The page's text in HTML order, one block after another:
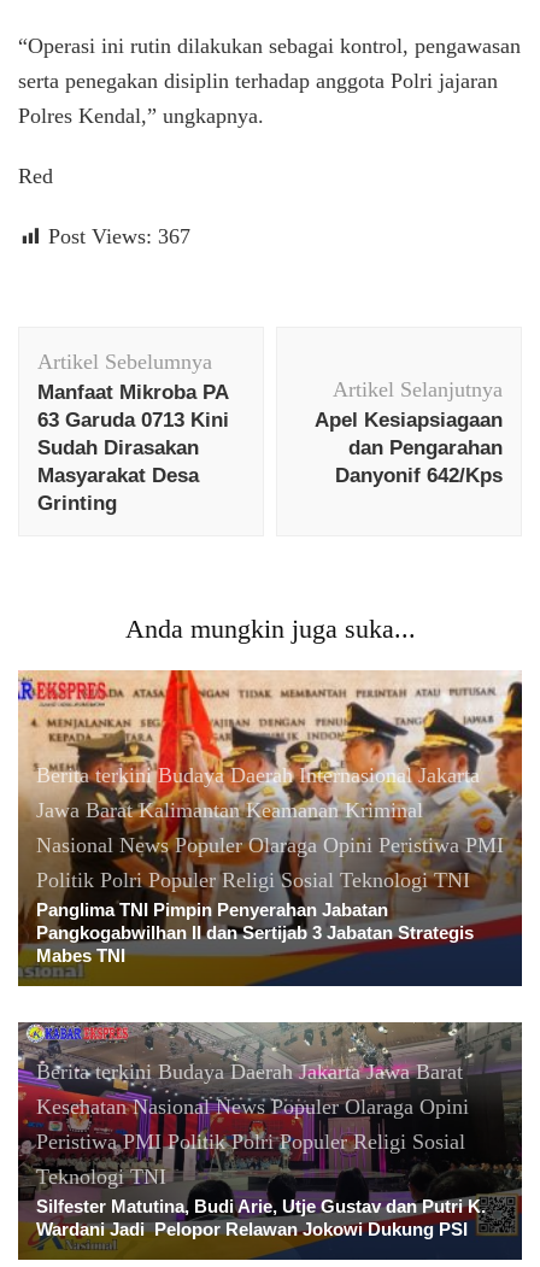
“Operasi ini rutin dilakukan sebagai kontrol, pengawasan
serta penegakan disiplin terhadap anggota Polri jajaran
Polres Kendal,” ungkapnya.
Red
Post Views: 367
Artikel
Artikel Sebelumnya
Manfaat Mikroba PA
63 Garuda 0713 Kini
Sudah Dirasakan
Masyarakat Desa
Grinting
Artikel Selanjutnya
Apel Kesiapsiagaan
dan Pengarahan
Danyonif 642/Kps
Anda mungkin juga suka...
Berita terkini Budaya Daerah Internasional Jakarta
Jawa Barat Kalimantan Keamanan Kriminal
Nasional News Populer Olaraga Opini Peristiwa PMI
Politik Polri Populer Religi Sosial Teknologi TNI
Panglima TNI Pimpin Penyerahan Jabatan
Pangkogabwilhan II dan Sertijab 3 Jabatan Strategis
Mabes TNI
Berita terkini Budaya Daerah Jakarta Jawa Barat
Kesehatan Nasional News Populer Olaraga Opini
Peristiwa PMI Politik Polri Populer Religi Sosial
Teknologi TNI
Silfester Matutina, Budi Arie, Utje Gustav dan Putri K.
Wardani Jadi Pelopor Relawan Jokowi Dukung PSI